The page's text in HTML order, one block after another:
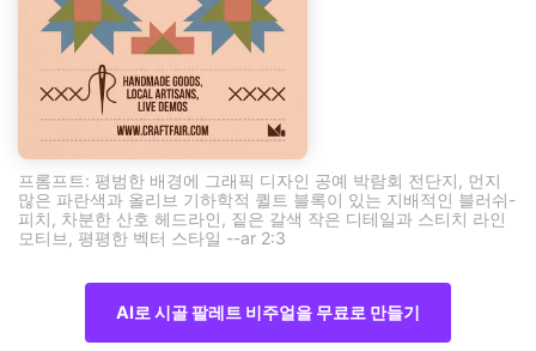
프롬프트: 평범한 배경에 그래픽 디자인 공예 박람회 전단지, 먼지
많은 파란색과 올리브 기하학적 퀼트 블록이 있는 지배적인 블러쉬-
피치, 차분한 산호 헤드라인, 짙은 갈색 작은 디테일과 스티치 라인
모티브, 평평한 벡터 스타일 --ar 2:3
AI로 시골 팔레트 비주얼을 무료로 만들기